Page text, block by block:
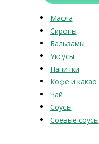
Масла
Сиропы
Бальзамы
Уксусы
Напитки
Кофе и какао
Чай
Соусы
Соевые соусы